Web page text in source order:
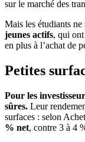
sur le marché des
Mais les étudiants ne
jeunes actifs, qui ont
en plus à l’achat de
Petites
Pour les
sûres. Leur
surfaces : selon
% net, contre 3 à 4